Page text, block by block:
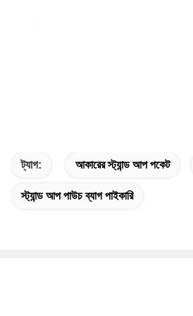
ট্যাগ: আকারের স্ট্যান্ড আপ পকেট
স্ট্যান্ড আপ পাউচ ব্যাগ পাইকারি